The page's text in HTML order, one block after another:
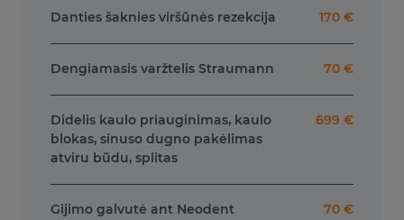
Danties šaknies viršūnės rezekcija 170 €
Dengiamasis varžtelis Straumann 70 €
Didelis kaulo priauginimas, kaulo
blokas, sinuso dugno pakėlimas
atviru būdu, splitas
699 €
Gijimo galvutė ant Neodent
70 €